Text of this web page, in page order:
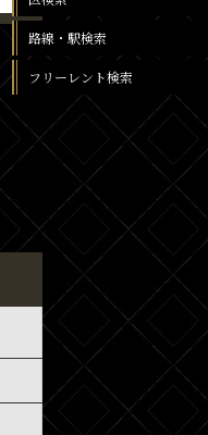
路線・駅検索
フリーレント検索